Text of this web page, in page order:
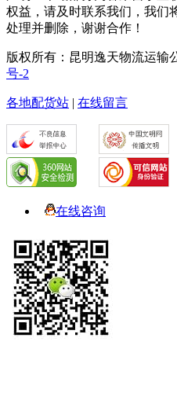
权益，请及时联系我们，我们
处理并删除，谢谢合作！
版权所有：昆明逸天物流运输
号-2
各地配货站 | 在线留言
在线咨询